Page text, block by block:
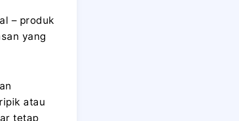
– produk
yang
atau
tetap